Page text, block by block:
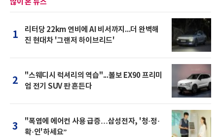
많이 본 뉴스
1
리터당 22km 연비에 AI 비서까지...더 완벽해
진 현대차 '그랜저 하이브리드'
2
"스웨디시 럭셔리의 역습"...볼보 EX90 프리미
엄 전기 SUV 판 흔든다
3
"폭염에 에어컨 사용 급증…삼성전자, '청·정·
확·인'하세요”